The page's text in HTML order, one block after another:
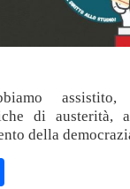
assistito,
di austerità,
della